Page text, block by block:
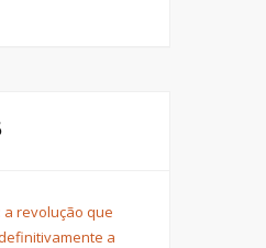
a revolução que
a